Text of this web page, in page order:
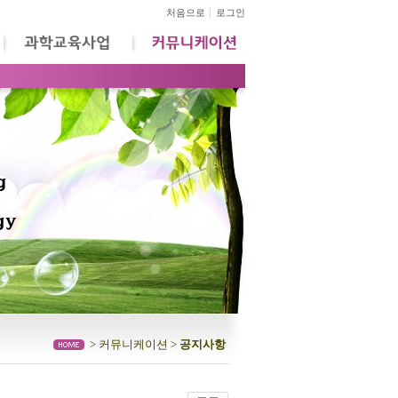
처음으로 로그인
> 커뮤니케이션 > 공지사항